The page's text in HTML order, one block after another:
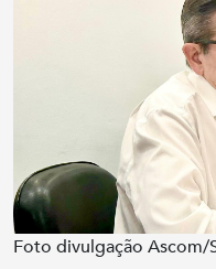
Foto divulgação Ascom/